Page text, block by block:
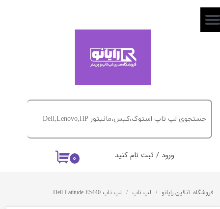
۰ ورود / ثبت نام کنید
حساب کاربری من
خروج از حساب کاربری
فروشگاه آنلاین رایانو لپ تاپ لپ تاپ Dell Latitude E5440